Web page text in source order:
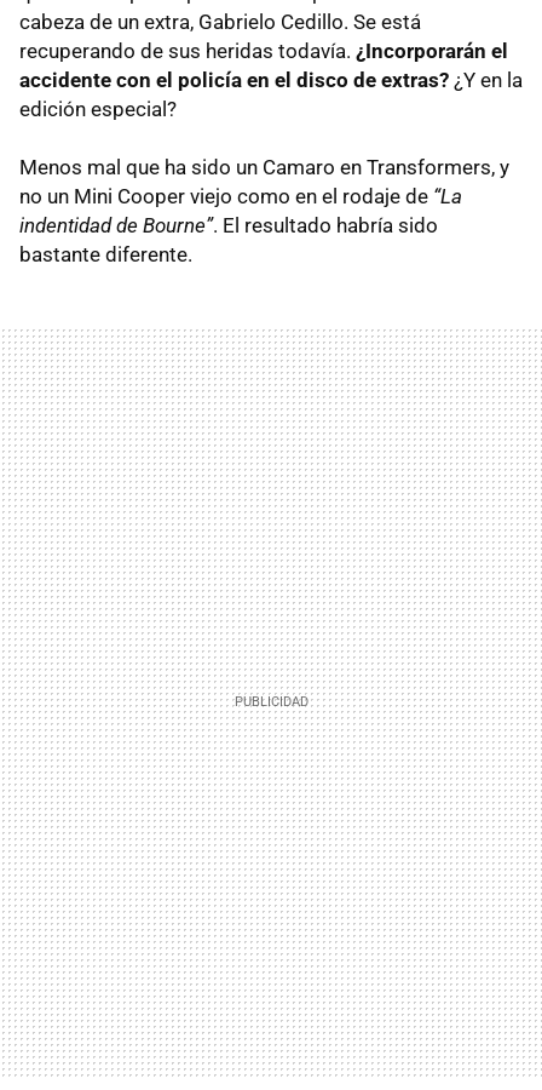
cabeza de un extra, Gabrielo Cedillo. Se está
recuperando de sus heridas todavía. ¿Incorporarán el
accidente con el policía en el disco de extras? ¿Y en la
edición especial?
Menos mal que ha sido un Camaro en Transformers, y
no un Mini Cooper viejo como en el rodaje de “La
indentidad de Bourne”. El resultado habría sido
bastante diferente.